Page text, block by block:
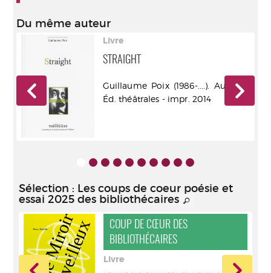
Du même auteur
Livre
STRAIGHT
Guillaume Poix (1986-....). Auteur -
Éd. théâtrales - impr. 2014
Sélection : Les coups de coeur poésie et
essai 2025 des bibliothécaires
COUP DE CŒUR DES
BIBLIOTHÉCAIRES
Livre